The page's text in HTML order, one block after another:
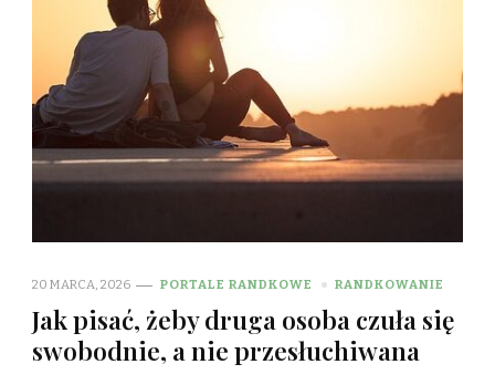
20 MARCA, 2026 PORTALE RANDKOWE RANDKOWANIE
Jak pisać, żeby druga osoba czuła się
swobodnie, a nie przesłuchiwana